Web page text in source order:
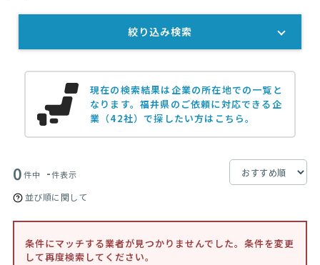
現在の検索結果は企業の所在地での一覧と
なります。福井県のご依頼に対応できる企
業（42社）で探したい方はこちら。
0件中 -件表示
並び順に関して
条件にマッチする業者が見つかりませんでした。条件を変更
して再度検索してください。
絞り込み検索